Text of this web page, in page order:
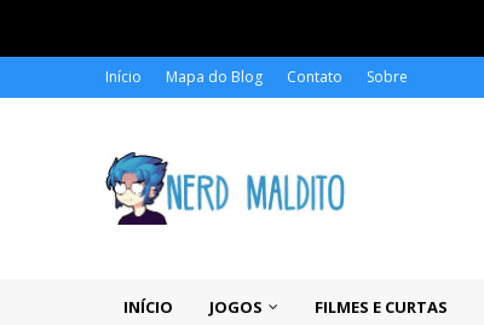
Início Mapa do Blog Contato Sobre
INÍCIO JOGOS FILMES E CURTAS